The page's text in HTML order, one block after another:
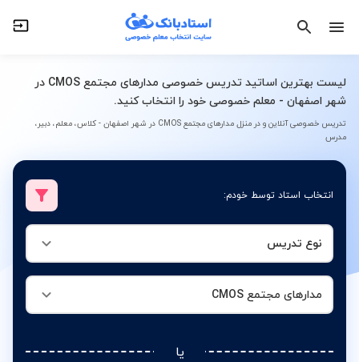
لیست بهترین اساتید تدریس خصوصی مدارهای مجتمع CMOS در
شهر اصفهان - معلم خصوصی خود را انتخاب کنید.
تدریس خصوصی آنلاین و در منزل مدارهای مجتمع CMOS در شهر اصفهان - کلاس، معلم، دبیر،
مدرس
انتخاب استاد توسط خودم:
نوع تدریس
مدارهای مجتمع CMOS
یا
مدارهای مجتمع CMOS